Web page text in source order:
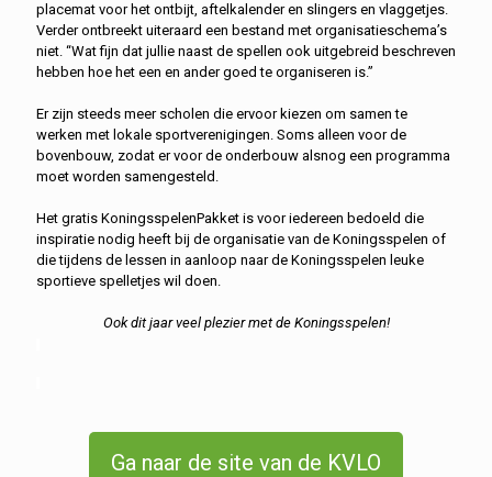
placemat voor het ontbijt, aftelkalender en slingers en vlaggetjes.
Verder ontbreekt uiteraard een bestand met organisatieschema’s
niet. “Wat fijn dat jullie naast de spellen ook uitgebreid beschreven
hebben hoe het een en ander goed te organiseren is.”
Er zijn steeds meer scholen die ervoor kiezen om samen te
werken met lokale sportverenigingen. Soms alleen voor de
bovenbouw, zodat er voor de onderbouw alsnog een programma
moet worden samengesteld.
Het gratis KoningsspelenPakket is voor iedereen bedoeld die
inspiratie nodig heeft bij de organisatie van de Koningsspelen of
die tijdens de lessen in aanloop naar de Koningsspelen leuke
sportieve spelletjes wil doen.
Ook dit jaar veel plezier met de Koningsspelen!
Ga naar de site van de KVLO